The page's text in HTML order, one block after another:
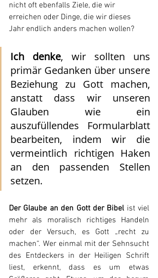
nicht oft ebenfalls Ziele, die wir
erreichen oder Dinge, die wir dieses
Jahr endlich anders machen wollen?
Ich denke, wir sollten uns
primär Gedanken über unsere
Beziehung zu Gott machen,
anstatt dass wir unseren
Glauben wie ein
auszufüllendes Formularblatt
bearbeiten, indem wir die
vermeintlich richtigen Haken
an den passenden Stellen
setzen.
Der Glaube an den Gott der Bibel ist viel
mehr als moralisch richtiges Handeln
oder der Versuch, es Gott „recht zu
machen“. Wer einmal mit der Sehnsucht
des Entdeckers in der Heiligen Schrift
liest, erkennt, dass es um etwas